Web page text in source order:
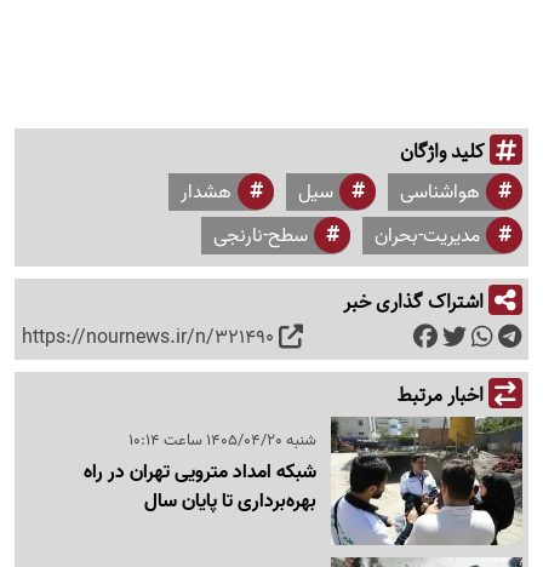
کلید واژگان
هواشناسی سیل
هشدار
مدیریت-بحران
سطح-نارنجی
اشتراک گذاری خبر
https://nournews.ir/n/321490
اخبار مرتبط
شنبه 1405/04/20 ساعت 10:14
شبکه امداد مترویی تهران در راه
بهره‌برداری تا پایان سال